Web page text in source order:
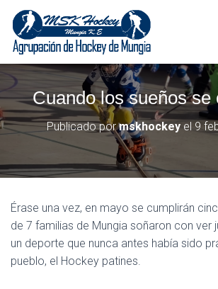
Cuando los sueños se
Publicado pormskhockeyel 9
Érase una vez, en mayo se cumplirán
de 7 familias de Mungia soñaron con ver
un deporte que nunca antes había sido
pueblo, el Hockey patines.